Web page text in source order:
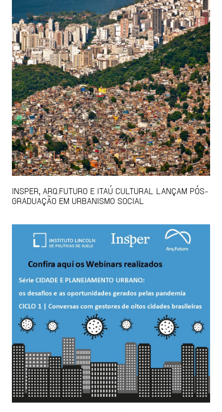
INSPER, ARQ.FUTURO E ITAÚ CULTURAL LANÇAM PÓS-
GRADUAÇÃO EM URBANISMO SOCIAL